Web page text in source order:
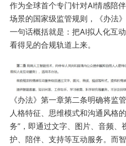
作为全球首个专门针对AI情感陪
场景的国家级监管规则，《办法
一句话概括就是：把AI拟人化互
看得见的合规轨道上来。
《办法》第一章第二条明确将监
人格特征、思维模式和沟通风格
务”，即通过文字、图片、音频、
护、陪伴、支持等互动服务。而